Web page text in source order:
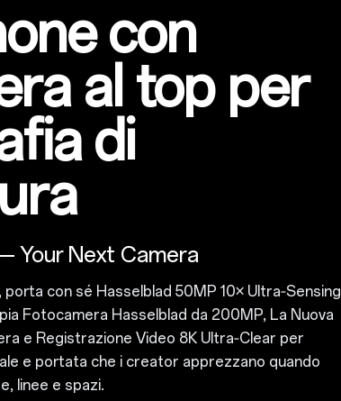
con
al top per
di
Your Next Camera
, porta con sé Hasselblad 50MP 10× Ultra‑Sensing
Fotocamera Hasselblad da 200MP, La Nuova
e Registrazione Video 8K Ultra‑Clear per
e portata che i creator apprezzano quando
linee e spazi.